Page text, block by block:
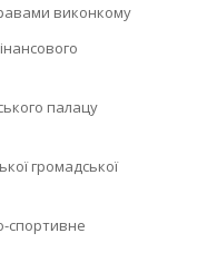
виконкому
палацу
громадської
спортивне